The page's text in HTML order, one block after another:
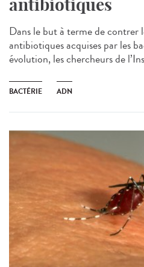
antibiotiques
Dans le but à terme de contrer
antibiotiques acquises par les
évolution, les chercheurs de
BACTÉRIE ADN